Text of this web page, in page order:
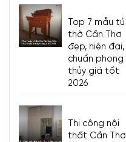
Top 7 mẫu tủ
thờ Cần Thơ
đẹp, hiện đại,
chuẩn phong
thủy giá tốt
2026
Thi công nội
thất Cần Thơ